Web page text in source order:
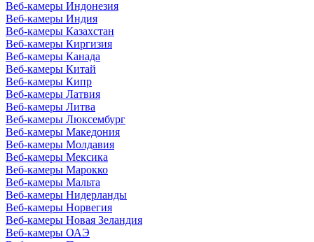
Веб-камеры Индонезия
Веб-камеры Индия
Веб-камеры Казахстан
Веб-камеры Киргизия
Веб-камеры Канада
Веб-камеры Китай
Веб-камеры Кипр
Веб-камеры Латвия
Веб-камеры Литва
Веб-камеры Люксембург
Веб-камеры Македония
Веб-камеры Молдавия
Веб-камеры Мексика
Веб-камеры Марокко
Веб-камеры Мальта
Веб-камеры Нидерланды
Веб-камеры Норвегия
Веб-камеры Новая Зеландия
Веб-камеры ОАЭ